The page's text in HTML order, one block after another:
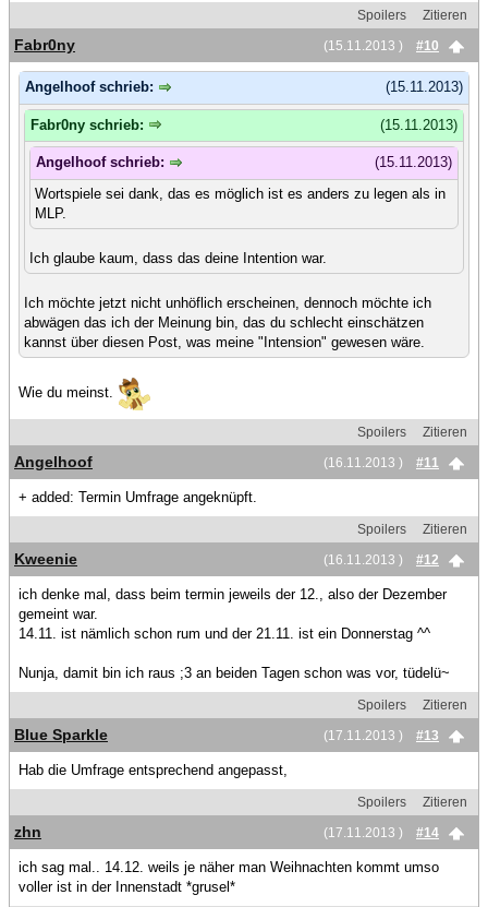
Spoilers
Zitieren
(15.11.2013 )
#10
Fabr0ny
(15.11.2013)
Angelhoof schrieb:
(15.11.2013)
Fabr0ny schrieb:
(15.11.2013)
Angelhoof schrieb:
Wortspiele sei dank, das es möglich ist es anders zu legen als in
MLP.
Ich glaube kaum, dass das deine Intention war.
Ich möchte jetzt nicht unhöflich erscheinen, dennoch möchte ich
abwägen das ich der Meinung bin, das du schlecht einschätzen
kannst über diesen Post, was meine "Intension" gewesen wäre.
Wie du meinst.
Spoilers
Zitieren
(16.11.2013 )
#11
Angelhoof
+ added: Termin Umfrage angeknüpft.
Spoilers
Zitieren
(16.11.2013 )
#12
Kweenie
ich denke mal, dass beim termin jeweils der 12., also der Dezember
gemeint war.
14.11. ist nämlich schon rum und der 21.11. ist ein Donnerstag ^^
Nunja, damit bin ich raus ;3 an beiden Tagen schon was vor, tüdelü~
Spoilers
Zitieren
(17.11.2013 )
#13
Blue Sparkle
Hab die Umfrage entsprechend angepasst,
Spoilers
Zitieren
(17.11.2013 )
#14
zhn
ich sag mal.. 14.12. weils je näher man Weihnachten kommt umso
voller ist in der Innenstadt *grusel*